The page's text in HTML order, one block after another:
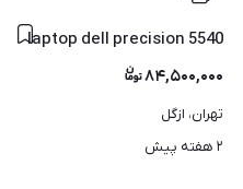
laptop dell precision 5540
۸۴,۵۰۰,۰۰۰
تهران، ازگل
۲ هفته پیش